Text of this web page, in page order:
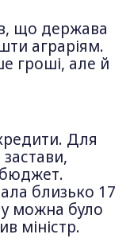
що держава
аграріям.
гроші, але й
Для
близько 17
можна було
міністр.